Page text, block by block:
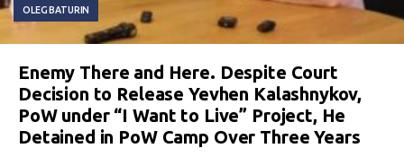
OLEG BATURIN
Enemy There and Here. Despite Court
Decision to Release Yevhen Kalashnykov,
PoW under “I Want to Live” Project, He
Detained in PoW Camp Over Three Years